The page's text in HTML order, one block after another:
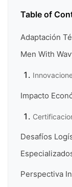
Table of
Adaptación
Men With
Impacto
Desafíos
Perspectiva